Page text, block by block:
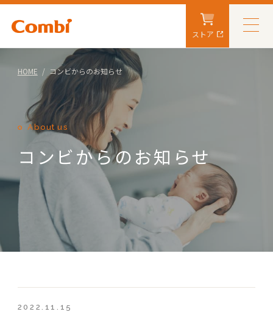
ストア
HOME コンビからのお知らせ
About us
コンビからのお知らせ
2022.11.15